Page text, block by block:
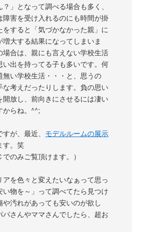
」となって調べる場合も多く、
障害を受け入れるのにも時間が掛
すると「気づかなかった親」に
大する結果になってしまいま
場合は、親にも言えない学校生活
い出を持ってる子も多いです。何
無い学校生活・・・と、思うの
な考えだったりします。負の思い
開放し、前向きにさせるには凄い
からね。^^;
が、最近、 モデルルームの展示
す。笑
でのみご覧頂けます。）
アを色々と変えたいなぁって思っ
い物を～」って調べてたら見つけ
や汚れがあっても安いのが欲し
パさんやママさんでしたら、超お